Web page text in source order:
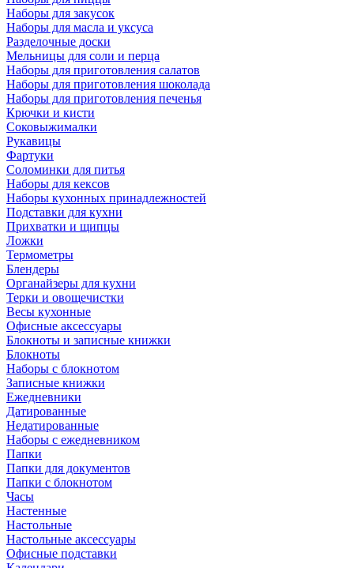
Наборы для закусок
Наборы для масла и уксуса
Разделочные доски
Мельницы для соли и перца
Наборы для приготовления салатов
Наборы для приготовления шоколада
Наборы для приготовления печенья
Крючки и кисти
Соковыжималки
Рукавицы
Фартуки
Соломинки для питья
Наборы для кексов
Наборы кухонных принадлежностей
Подставки для кухни
Прихватки и щипцы
Ложки
Термометры
Блендеры
Органайзеры для кухни
Терки и овощечистки
Весы кухонные
Офисные аксессуары
Блокноты и записные книжки
Блокноты
Наборы с блокнотом
Записные книжки
Ежедневники
Датированные
Недатированные
Наборы с ежедневником
Папки
Папки для документов
Папки с блокнотом
Часы
Настенные
Настольные
Настольные аксессуары
Офисные подставки